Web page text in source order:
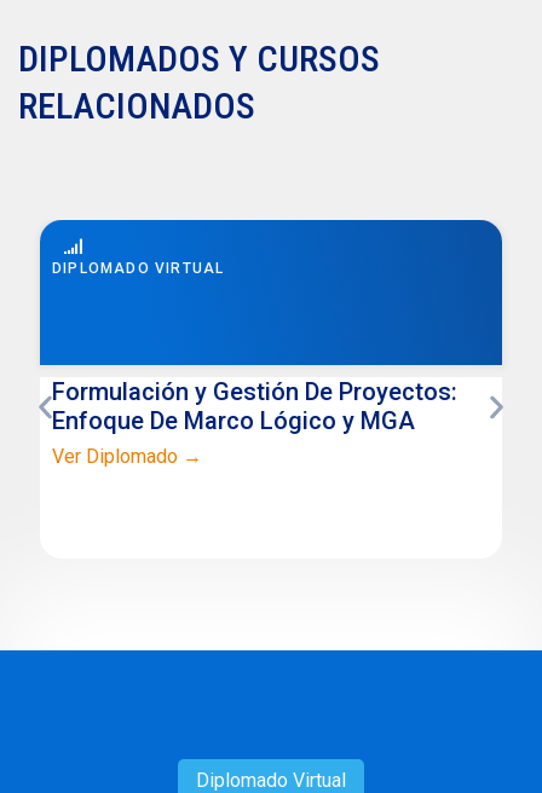
DIPLOMADOS Y CURSOS
RELACIONADOS
DIPLOMADO VIRTUAL
Formulación y Gestión De Proyectos:
Enfoque De Marco Lógico y MGA
Ver Diplomado →
Diplomado Virtual